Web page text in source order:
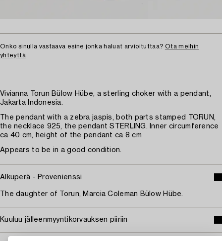
Onko sinulla vastaava esine jonka haluat arvioituttaa? Ota meihin
yhteyttä
Vivianna Torun Bülow Hübe, a sterling choker with a pendant,
Jakarta Indonesia.
The pendant with a zebra jaspis, both parts stamped TORUN,
the necklace 925, the pendant STERLING. Inner circumference
ca 40 cm, height of the pendant ca 8 cm
Appears to be in a good condition.
Alkuperä - Provenienssi
The daughter of Torun, Marcia Coleman Bülow Hübe.
Kuuluu jälleenmyyntikorvauksen piiriin